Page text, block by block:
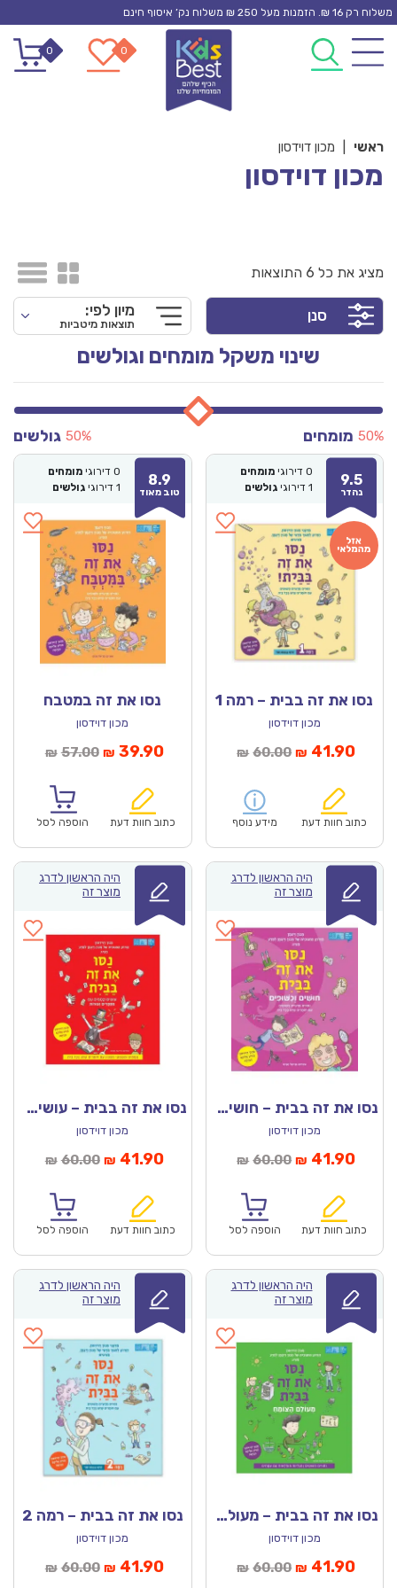
Skip
content
משלוח רק 16 ₪. הזמנות מעל 250 ₪ משלוח נק’ איסוף חינם
0
0
ראשי מכון דוידסון
מכון דוידסון
מציג את כל 6 התוצאות
סנן מיון לפי:
תוצאות מיטביות
שינוי משקל מומחים וגולשים
מומחים 50% גולשים 50%
9.5
נהדר
0 דירוגי מומחים
1 דירוגי גולשים
נסו את זה בבית – רמה 1
מכון דוידסון
₪ 60.00המחיר
₪60.00.
₪ 41.90
כתוב חוות דעת מידע נוסף
8.9
טוב מאוד
0 דירוגי מומחים
1 דירוגי גולשים
נסו את זה במטבח
מכון דוידסון
₪ 57.00המחיר
₪57.00.
₪ 39.90המחיר
כתוב חוות דעת הוספה לסל
היה הראשון לדרג
מוצר זה
נסו את זה בבית – חושים וכישופים
מכון דוידסון
₪ 60.00המחיר
₪60.00.
₪ 41.90
כתוב חוות דעת הוספה לסל
היה הראשון לדרג
מוצר זה
נסו את זה בבית – עושים קסמים עם מספרים וצורות
מכון דוידסון
₪ 60.00המחיר
₪60.00.
₪ 41.90המחיר
כתוב חוות דעת הוספה לסל
היה הראשון לדרג
מוצר זה
נסו את זה בבית – מעולם הצומח
מכון דוידסון
₪ 60.00המחיר
₪ 41.90
היה הראשון לדרג
מוצר זה
נסו את זה בבית – רמה 2
מכון דוידסון
₪ 60.00המחיר
₪ 41.90המחיר